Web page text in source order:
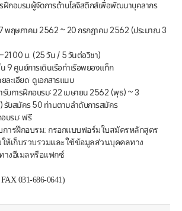
รฝึกอบรมผู้จัดการด้านโลจิสติกส์เพื่อพัฒนาบุคลากร
: 7 พฤษภาคม 2562 ~ 20 กรกฎาคม 2562 (ประมาณ 3
21:00 น. (25 วัน / 5 วันต่อวิชา)
9 ศูนย์การเดินเรือท่าเรือพยองแท็ก
ละเอียด: ดูเอกสารแนบ
ารับการฝึกอบรม: 22 เมษายน 2562 (พุธ) ~ 3
บสมัคร 50 ท่านตามลำดับการสมัคร
บรม: ฟรี
การฝึกอบรม: กรอกแบบฟอร์มใบสมัครหลักสูตร
ห้เก็บรวบรวมและใช้ข้อมูลส่วนบุคคลทาง
างอีเมลหรือแฟกซ์
FAX 031-686-0641)